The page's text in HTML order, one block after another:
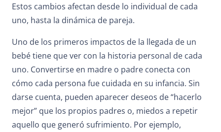
Estos cambios afectan desde lo individual de cada
uno, hasta la dinámica de pareja.
Uno de los primeros impactos de la llegada de un
bebé tiene que ver con la historia personal de cada
uno. Convertirse en madre o padre conecta con
cómo cada persona fue cuidada en su infancia. Sin
darse cuenta, pueden aparecer deseos de “hacerlo
mejor” que los propios padres o, miedos a repetir
aquello que generó sufrimiento. Por ejemplo,